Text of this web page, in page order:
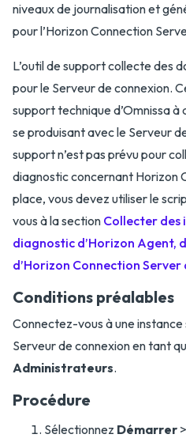
niveaux de journalisation et
pour l’Horizon Connection
L’outil de support collecte des
pour le Serveur de connexion.
support technique d’Omnissa
se produisant avec le Serveur
support n’est pas prévu pour
diagnostic concernant Horizon
place, vous devez utiliser le
vous à la section Collecter
diagnostic d’Horizon Agent,
d’Horizon Connection
Conditions préalables
Connectez-vous à une
Serveur de connexion en tant
Administrateurs.
Procédure
Sélectionnez Démarrer >